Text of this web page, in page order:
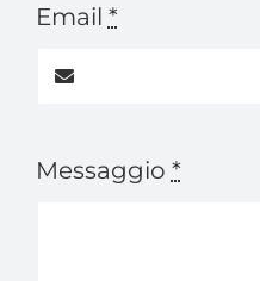
Email *
Messaggio *